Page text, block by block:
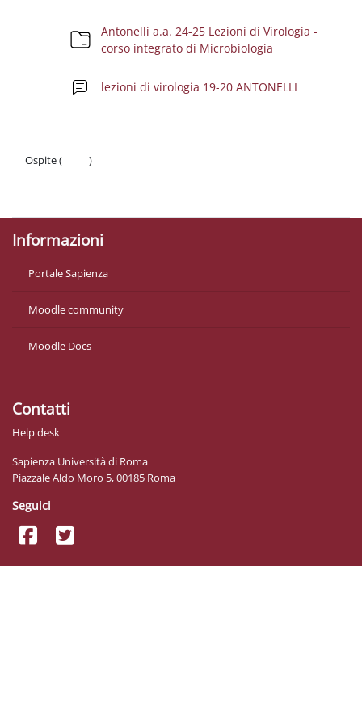
Antonelli a.a. 24-25 Lezioni di Virologia -
corso integrato di Microbiologia
lezioni di virologia 19-20 ANTONELLI
Ospite (
)
Informazioni
Portale Sapienza
Moodle community
Moodle Docs
Contatti
Help desk
Sapienza Università di Roma
Piazzale Aldo Moro 5, 00185 Roma
Seguici